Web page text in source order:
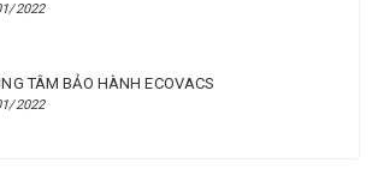
2022
TÂM BẢO HÀNH ECOVACS
2022